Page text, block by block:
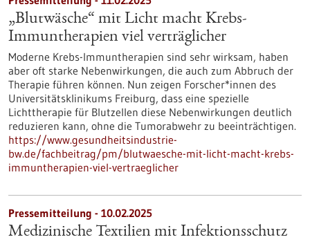
„Blutwäsche“ mit Licht macht Krebs-
Immuntherapien viel verträglicher
Moderne Krebs-Immuntherapien sind sehr wirksam, haben
aber oft starke Nebenwirkungen, die auch zum Abbruch der
Therapie führen können. Nun zeigen Forscher*innen des
Universitätsklinikums Freiburg, dass eine spezielle
Lichttherapie für Blutzellen diese Nebenwirkungen deutlich
reduzieren kann, ohne die Tumorabwehr zu beeinträchtigen.
https://www.gesundheitsindustrie-
bw.de/fachbeitrag/pm/blutwaesche-mit-licht-macht-krebs-
immuntherapien-viel-vertraeglicher
Pressemitteilung - 10.02.2025
Medizinische Textilien mit Infektionsschutz